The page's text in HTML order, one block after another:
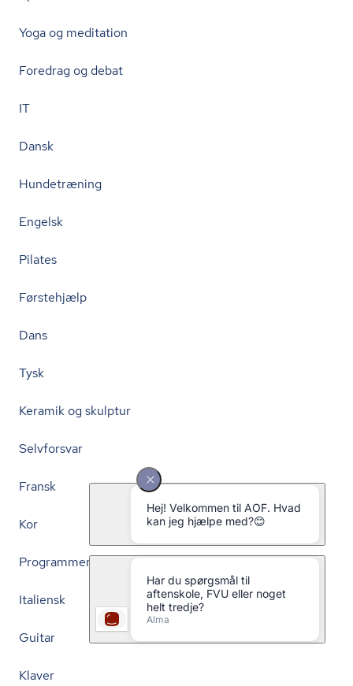
Yoga og meditation
Foredrag og debat
IT
Dansk
Hundetræning
Engelsk
Pilates
Førstehjælp
Dans
Tysk
Keramik og skulptur
Selvforsvar
Fransk
Kor
Programmering
Italiensk
Guitar
Klaver